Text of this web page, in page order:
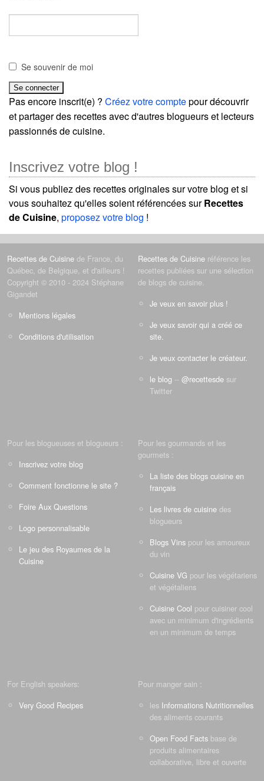
Se souvenir de moi
Pas encore inscrit(e) ? Créez votre comptepour découvrir
et partager des recettes avec d'autres blogueurs et lecteurs
passionnés de cuisine.
Inscrivez votre blog !
Si vous publiez des recettes originales sur votre blog et si
vous souhaitez qu'elles soient référencées surRecettes
de Cuisine, proposez votre blog !
Recettes de Cuisine de France, du
Québec, de Belgique, et d'ailleurs !
Copyright © 2010 - 2024 Stéphane
Gigandet
Mentions légales
Conditions d'utilisation
Recettes de Cuisine référence les
recettes publiées sur une sélection
de blogs de cuisine.
Je veux en savoir plus !
Je veux savoir qui a créé ce
site.
Je veux contacter le créateur.
le blog -- @recettesde sur
Twitter
Pour les blogueuses et blogueurs :
Inscrivez votre blog
Comment fonctionne le site ?
Foire Aux Questions
Logo personnalisable
Le jeu des Royaumes de la
Cuisine
Pour les gourmands et les
gourmets :
La liste des blogs cuisine en
français
Les livres de cuisine des
blogueurs
Blogs Vins pour les amoureux
du vin
Cuisine VG pour les végétariens
et végétaliens
Cuisine Cool pour cuisiner cool
avec un minimum d'ingrédients
en un minimum de temps
For English speakers:
Very Good Recipes
Pour manger sain :
les Informations Nutritionnelles
des aliments courants
Open Food Facts base de
produits alimentaires
collaborative, libre et ouverte